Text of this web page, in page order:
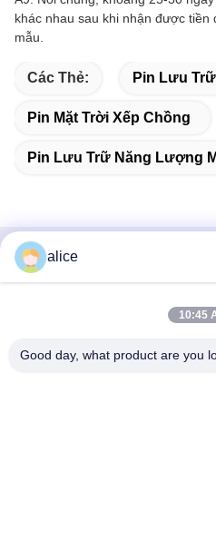
khác nhau sau khi nhận được tiền
mẫu.
Các Thẻ: Pin Lưu
Pin Mặt Trời Xếp Chồng
Pin Lưu Trữ Năng Lượng
Liên hệ nhanh
Khu Công nghệ cao, Thành
alice
10:45
Good day, what product are you